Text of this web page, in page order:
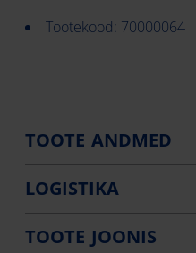
Tootekood: 70000064
TOOTE ANDMED
LOGISTIKA
TOOTE JOONIS